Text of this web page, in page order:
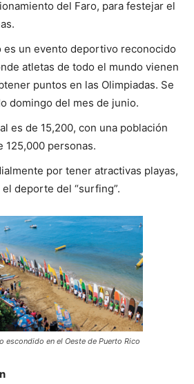
del Faro, para festejar el
es un evento deportivo reconocido
atletas de todo el mundo vienen
puntos en las Olimpiadas. Se
domingo del mes de junio.
es de 15,200, con una población
125,000 personas.
por tener atractivas playas,
deporte del “surfing”.
escondido en el Oeste de Puerto Rico